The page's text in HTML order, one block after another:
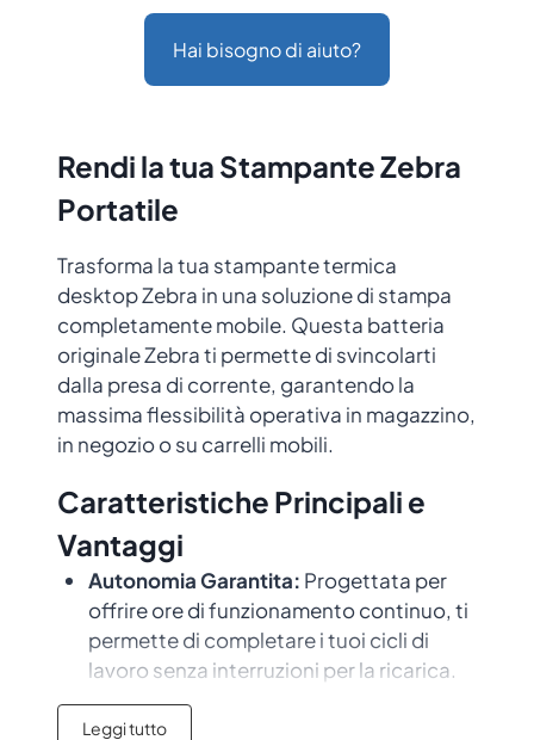
Hai bisogno di aiuto?
Rendi la tua Stampante Zebra
Portatile
Trasforma la tua stampante termica
desktop Zebra in una soluzione di stampa
completamente mobile. Questa batteria
originale Zebra ti permette di svincolarti
dalla presa di corrente, garantendo la
massima flessibilità operativa in magazzino,
in negozio o su carrelli mobili.
Caratteristiche Principali e
Vantaggi
Autonomia Garantita: Progettata per
offrire ore di funzionamento continuo, ti
permette di completare i tuoi cicli di
lavoro senza interruzioni per la ricarica.
Prodotto Originale Zebra:
componente ufficiale (SKU: P1080383-
Leggi tutto